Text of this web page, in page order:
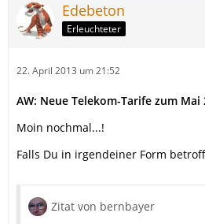
Edebeton
Erleuchteter
22. April 2013 um 21:52
AW: Neue Telekom-Tarife zum Mai
Moin nochmal...!
Falls Du in irgendeiner Form
Zitat von bernbayer